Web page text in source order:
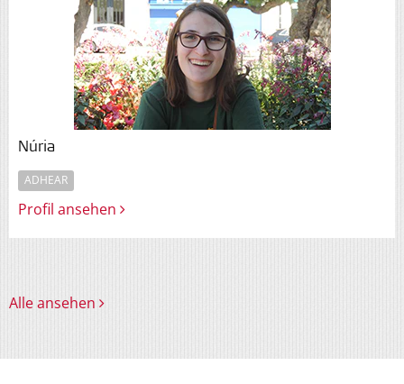
Núria
ADHEAR
Profil ansehen
Alle ansehen